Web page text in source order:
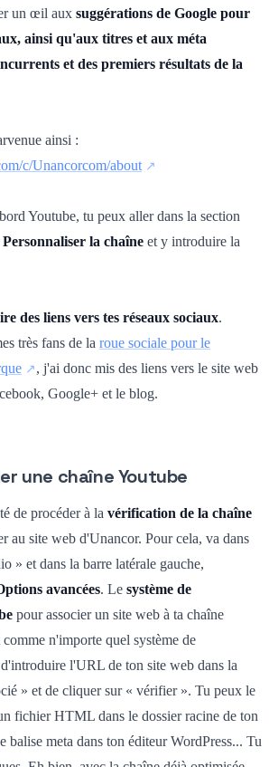
un œil aux suggérations de Google pour
ainsi qu'aux titres et aux méta
et des premiers résultats de la
ainsi :
c/Unancorcom/about
Youtube, tu peux aller dans la section
la chaîne et y introduire la
des liens vers tes réseaux sociaux.
très fans de la roue sociale pour le
, j'ai donc mis des liens vers le site web
Google+ et le blog.
une chaîne Youtube
de procéder à la vérification de la chaîne
au site web d'Unancor. Pour cela, va dans
» et dans la barre latérale gauche,
avancées. Le système de
pour associer un site web à ta chaîne
n'importe quel système de
l'URL de ton site web dans la
» et de cliquer sur « vérifier ». Tu peux le
fichier HTML dans le dossier racine de ton
balise meta dans ton éditeur WordPress... Tu